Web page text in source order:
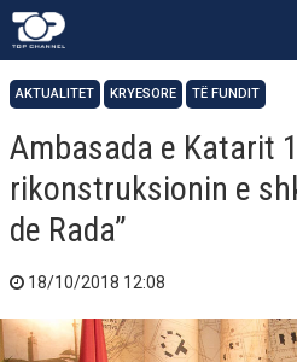
AKTUALITET KRYESORE TË FUNDIT
Ambasada e Katarit
rikonstruksionin e
de Rada”
18/10/2018 12:08